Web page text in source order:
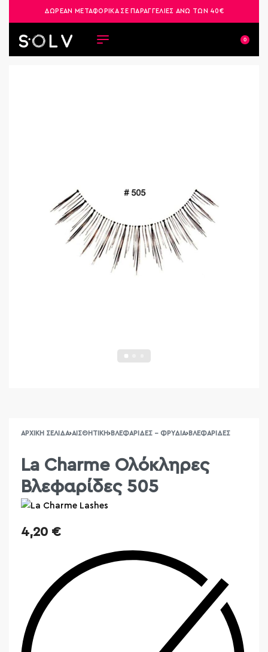
ΔΩΡΕΑΝ ΜΕΤΑΦΟΡΙΚΑ ΣΕ ΠΑΡΑΓΓΕΛΙΕΣ ΑΝΩ ΤΩΝ 40€
0
ΑΡΧΙΚΉ ΣΕΛΊΔΑ›ΑΙΣΘΗΤΙΚΉ›ΒΛΕΦΑΡΊΔΕΣ - ΦΡΎΔΙΑ›ΒΛΕΦΑΡΊΔΕΣ
La Charme Ολόκληρες
Βλεφαρίδες 505
4,20 €